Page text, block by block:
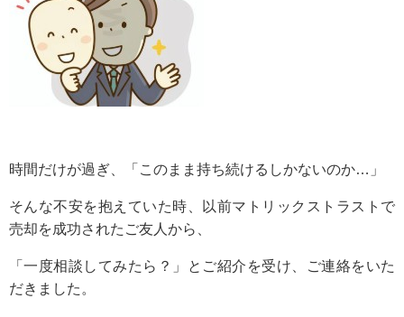
時間だけが過ぎ、「このまま持ち続けるしかないのか…」
そんな不安を抱えていた時、以前マトリックストラストで
売却を成功されたご友人から、
「一度相談してみたら？」とご紹介を受け、ご連絡をいた
だきました。